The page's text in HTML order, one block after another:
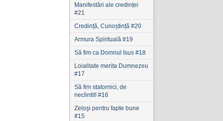
Manifestări ale credinței
#21
Credință, Cunoștință #20
Armura Spirituală #19
Să fim ca Domnul Isus #18
Loialitate merita Dumnezeu
#17
Să fim statornici‚ de
neclintit! #16
Zeloşi pentru fapte bune
#15